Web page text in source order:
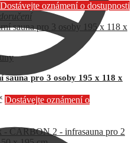
Dostávejte oznámení o dostupnosti
sauna pro 3 osoby 195 x 118 x
Dostávejte oznámení o